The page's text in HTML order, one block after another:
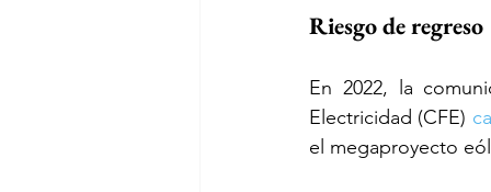
Riesgo de regreso
En 2022, la
Electricidad (CFE)
el megaproyecto